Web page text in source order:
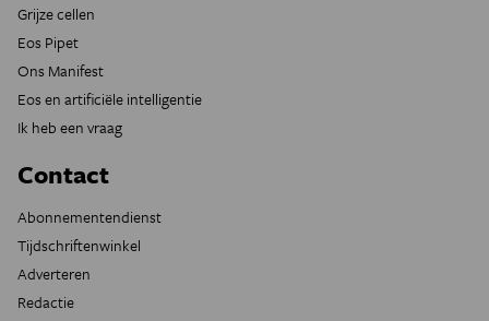
Grijze cellen
Eos Pipet
Ons Manifest
Eos en artificiële intelligentie
Ik heb een vraag
Contact
Abonnementendienst
Tijdschriftenwinkel
Adverteren
Redactie